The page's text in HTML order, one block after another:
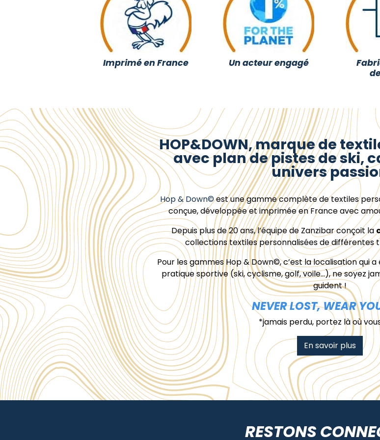
Imprimé en France Un acteur engagé
HOP&DOWN, marque de
avec plan de pistes de ski,
univers
Hop & Down©est une gamme complète de textiles
conçue, développée et imprimée en France avec
Depuis plus de 20 ans, l’équipe de Zanzibar conçoit la
collections textiles personnalisées de différentes
Pour les gammes Hop & Down©, c’est la localisation qui
pratique sportive (ski, cyclisme, golf, voile…), ne soyez
guident !
NEVER LOST, WEAR
*jamais perdu, portez là où
En savoir plus
RESTONS